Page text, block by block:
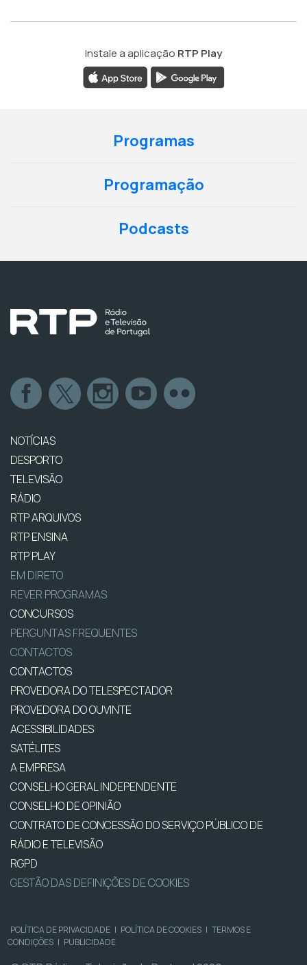
Instale a aplicação RTP Play
Programas
Programação
Podcasts
NOTÍCIAS
DESPORTO
TELEVISÃO
RÁDIO
RTP ARQUIVOS
RTP ENSINA
RTP PLAY
EM DIRETO
REVER PROGRAMAS
CONCURSOS
PERGUNTAS FREQUENTES
CONTACTOS
CONTACTOS
PROVEDORA DO TELESPECTADOR
PROVEDORA DO OUVINTE
ACESSIBILIDADES
SATÉLITES
A EMPRESA
CONSELHO GERAL INDEPENDENTE
CONSELHO DE OPINIÃO
CONTRATO DE CONCESSÃO DO SERVIÇO PÚBLICO DE
RÁDIO E TELEVISÃO
RGPD
GESTÃO DAS DEFINIÇÕES DE COOKIES
POLÍTICA DE PRIVACIDADE | POLÍTICA DE COOKIES | TERMOS E
CONDIÇÕES | PUBLICIDADE